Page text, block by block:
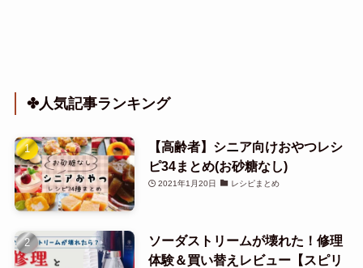
✤人気記事ランキング
【高齢者】シニア向けおやつレシ
ピ34まとめ(お砂糖なし)
2021年1月20日 レシピまとめ
ソーダストリームが壊れた！修理
体験＆買い替えレビュー【スピリ